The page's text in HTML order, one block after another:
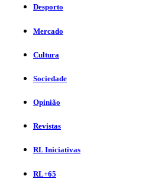
Desporto
Mercado
Cultura
Sociedade
Opinião
Revistas
RL Iniciativas
RL+65